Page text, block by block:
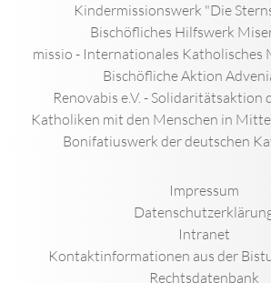
Kindermissionswerk "Die
Bischöfliches Hilfswerk
missio - Internationales Katholisches
Bischöfliche Aktion
Renovabis e.V. - Solidaritätsaktion
Katholiken mit den Menschen in
Bonifatiuswerk der deutschen
Impressum
Intranet
Kontaktinformationen aus der
Rechtsdatenbank